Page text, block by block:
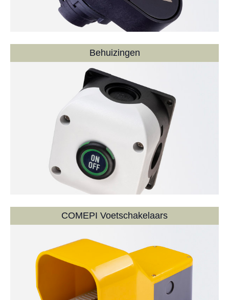
Behuizingen
COMEPI Voetschakelaars